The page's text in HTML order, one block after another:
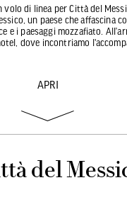
volo di linea per Città del
un paese che affascina
e i paesaggi mozzafiato.
dove incontriamo
APRI
del